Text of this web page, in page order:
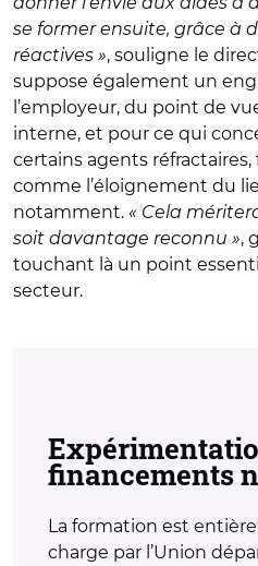
se former ensuite, grâce à
réactives », souligne le
suppose également un
l’employeur, du point de
interne, et pour ce qui
certains agents
comme l’éloignement du
notamment. « Cela
soit davantage reconnu »,
touchant là un point
secteur.
financements
La formation est
charge par l’Union